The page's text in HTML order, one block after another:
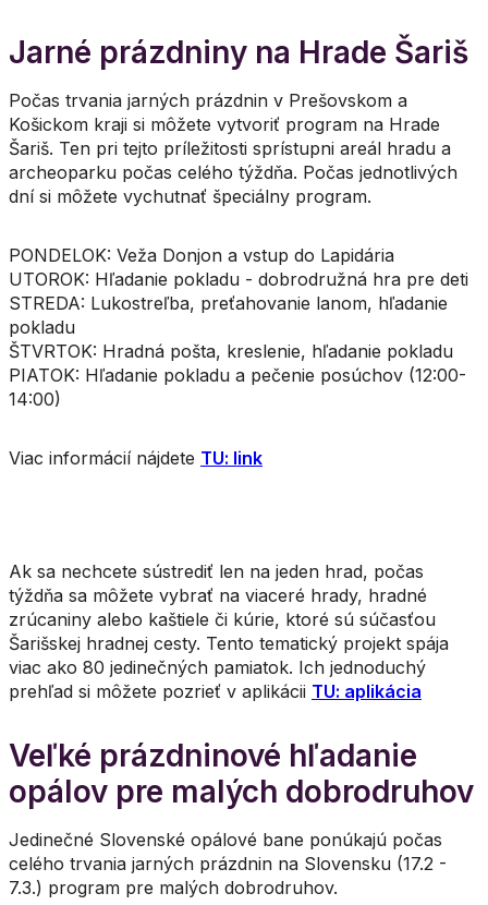
Jarné prázdniny na Hrade Šariš
Počas trvania jarných prázdnin v Prešovskom a
Košickom kraji si môžete vytvoriť program na Hrade
Šariš. Ten pri tejto príležitosti sprístupni areál hradu a
archeoparku počas celého týždňa. Počas jednotlivých
dní si môžete vychutnať špeciálny program.
PONDELOK: Veža Donjon a vstup do Lapidária
UTOROK: Hľadanie pokladu - dobrodružná hra pre deti
STREDA: Lukostreľba, preťahovanie lanom, hľadanie
pokladu
ŠTVRTOK: Hradná pošta, kreslenie, hľadanie pokladu
PIATOK: Hľadanie pokladu a pečenie posúchov (12:00-
14:00)
Viac informácií nájdete TU: link
Ak sa nechcete sústrediť len na jeden hrad, počas
týždňa sa môžete vybrať na viaceré hrady, hradné
zrúcaniny alebo kaštiele či kúrie, ktoré sú súčasťou
Šarišskej hradnej cesty. Tento tematický projekt spája
viac ako 80 jedinečných pamiatok. Ich jednoduchý
prehľad si môžete pozrieť v aplikácii TU: aplikácia
Veľké prázdninové hľadanie
opálov pre malých dobrodruhov
Jedinečné Slovenské opálové bane ponúkajú počas
celého trvania jarných prázdnin na Slovensku (17.2 -
7.3.) program pre malých dobrodruhov.